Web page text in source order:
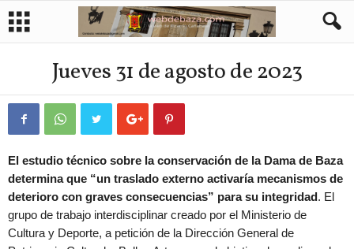
Jueves 31 de agosto de 2023
El estudio técnico sobre la conservación de la Dama de Baza
determina que “un traslado externo activaría mecanismos de
deterioro con graves consecuencias” para su integridad. El
grupo de trabajo interdisciplinar creado por el Ministerio de
Cultura y Deporte, a petición de la Dirección General de